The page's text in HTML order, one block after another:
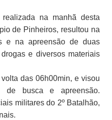
na manhã desta
de Pinheiros, resultou na
e na apreensão de duas
e diversos materiais
das 06h00min, e visou
de busca e apreensão.
militares do 2º Batalhão,